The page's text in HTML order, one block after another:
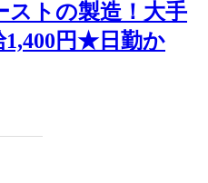
ストの製造！大手
円★日勤か